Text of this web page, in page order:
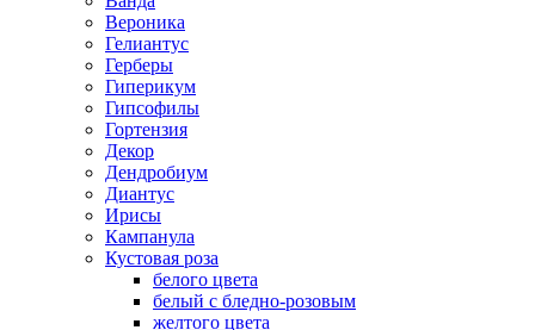
Вероника
Гелиантус
Герберы
Гиперикум
Гипсофилы
Гортензия
Декор
Дендробиум
Диантус
Ирисы
Кампанула
Кустовая роза
белого цвета
белый с бледно-розовым
желтого цвета